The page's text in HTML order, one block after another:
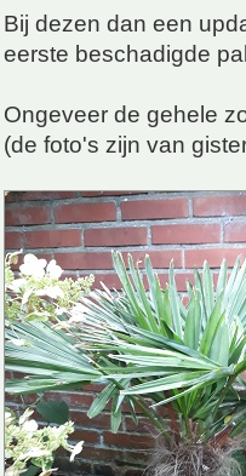
Bij dezen dan een
eerste beschadigde
Ongeveer de gehele
(de foto's zijn van